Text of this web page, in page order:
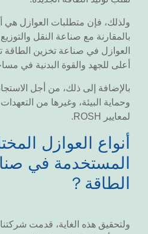
ولذلك، فإن متطلبات العوازل
بالمقارنة مع صناعة النقل
العوازل في صناعة تخزين الطاقة
أعلى للجهد والقوة البدنية في
بالإضافة إلى ذلك، من أجل
وحماية البيئة، وغيرها من
لمعايير ROSH.
أنواع العوازل
المستخدمة في
الطاقة？